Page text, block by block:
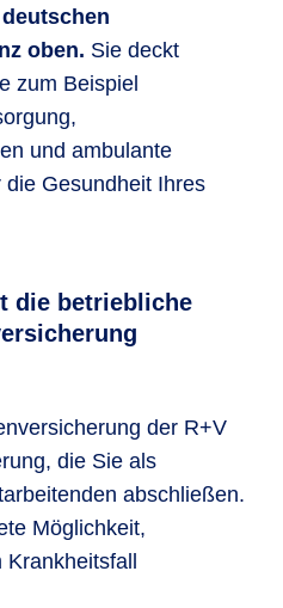
oben. Sie deckt
zum Beispiel
und ambulante
Gesundheit Ihres
die betriebliche
der R+V
die Sie als
abschließen.
Möglichkeit,
Krankheitsfall